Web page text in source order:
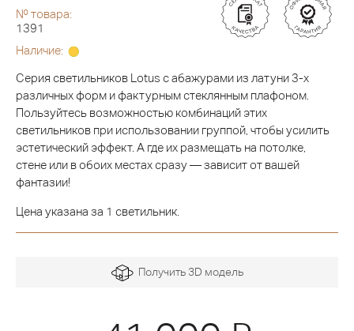
№ товара:
1391
Наличие:
Серия светильников Lotus с абажурами из латуни 3-х
различных форм и фактурным стеклянным плафоном.
Пользуйтесь возможностью комбинаций этих
светильников при использовании группой, чтобы усилить
эстетический эффект. А где их размещать на потолке,
стене или в обоих местах сразу — зависит от вашей
фантазии!
Цена указана за 1 светильник.
Получить 3D модель